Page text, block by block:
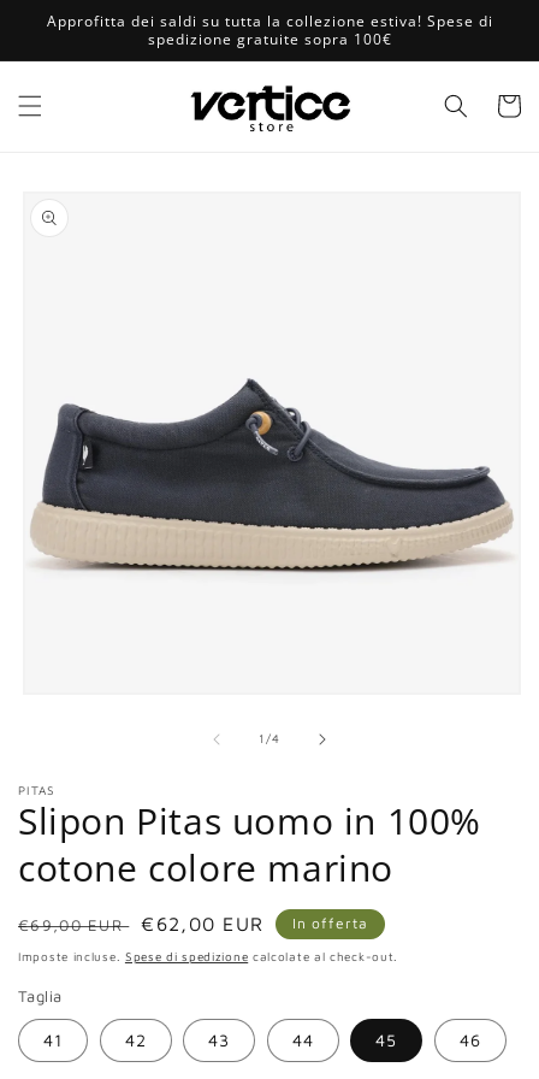
direttamente
Approfitta dei saldi su tutta la collezione estiva! Spese di
spedizione gratuite sopra 100€
Carrello
informazioni
sul prodotto
finestra
modale
1 /su
4
PITAS
Slipon Pitas uomo in 100%
cotone colore marino
Prezzo
di
€69,00 EUR
Prezzo
scontato
€62,00 EUR In offerta
Imposte incluse. Spese di spedizione calcolate al check-out.
Taglia
41 42 43 44 45 46